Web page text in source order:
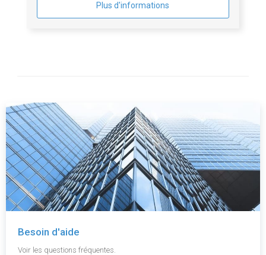
Plus d'informations
Besoin d'aide
Voir les questions fréquentes.